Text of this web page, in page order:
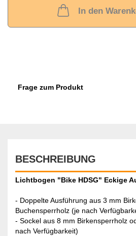
In den
Frage zum Produkt
BESCHREIBUNG
Lichtbogen "Bike HDSG" Eckige
- Doppelte Ausführung aus 3 mm
Buchensperrholz (je nach
- Sockel aus 8 mm Birkensperrholz
nach Verfügbarkeit)